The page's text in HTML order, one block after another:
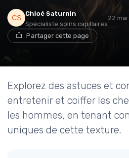
Chloé Saturnin
Spécialiste soins capillaires
22
Partager cette page
Explorez des astuces et
entretenir et coiffer les
les hommes, en tenant
uniques de cette texture.